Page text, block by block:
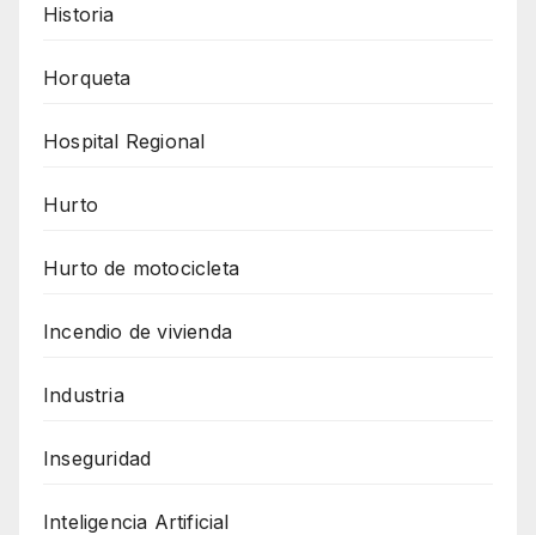
Historia
Horqueta
Hospital Regional
Hurto
Hurto de motocicleta
Incendio de vivienda
Industria
Inseguridad
Inteligencia Artificial